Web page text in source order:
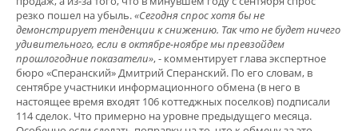
резко пошел на убыль.«Сегодня спрос хотя бы не
демонстрирует тенденции к снижению. Так что не будет ничего
удивительного, если в октябре-ноябре мы превзойдем
прошлогодние показатели», - комментирует глава экспертное
бюро «Сперанский» Дмитрий Сперанский. По его словам, в
сентябре участники информационного обмена (в него в
настоящее время входят 106 коттеджных поселков) подписали
114 сделок. Что примерно на уровне предыдущего месяца.